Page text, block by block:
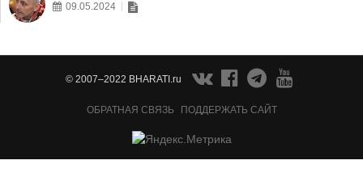
09.05.2024
© 2007–2022 BHARATI.ru
ОБРАТНАЯ СВЯЗЬ ПОДДЕРЖАТЬ САЙТ